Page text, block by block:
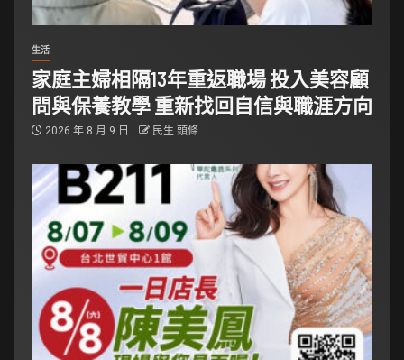
生活
家庭主婦相隔13年重返職場 投入美容顧
問與保養教學 重新找回自信與職涯方向
2026 年 8 月 9 日 民生 頭條